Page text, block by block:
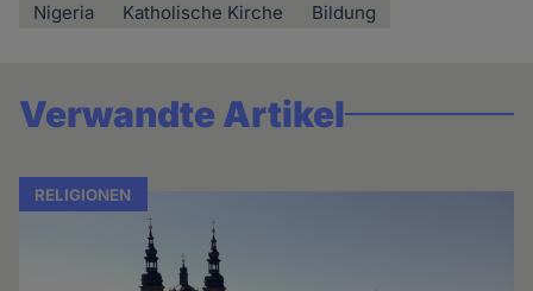
Nigeria Katholische Kirche Bildung
Verwandte Artikel
RELIGIONEN